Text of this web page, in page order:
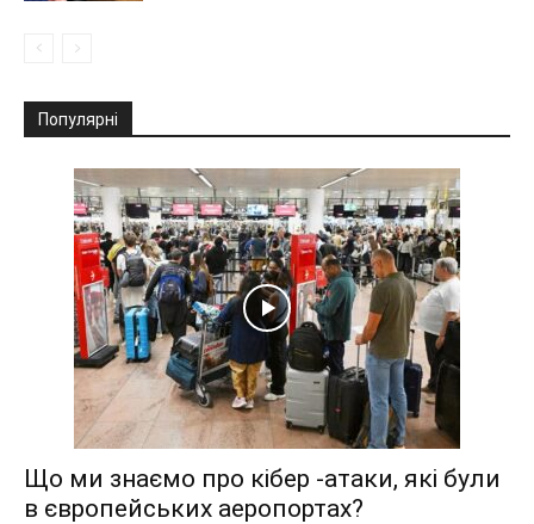
Популярні
Що ми знаємо про кібер -атаки, які були
в європейських аеропортах?